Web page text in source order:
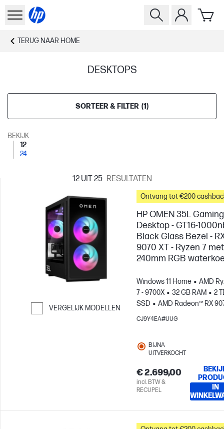
TERUG NAAR HOME
DESKTOPS
SORTEER & FILTER (1)
BEKIJK
12
24
12UIT 25 RESULTATEN
VERGELIJK MODELLEN
Ga verder naar vergelijken
Ontvang tot €200
HP OMEN 35L Gaming
Desktop - GT16-
Black Glass Bezel -
9070 XT - Ryzen 7 met
240mm RGB
Windows 11 Home
AMD
7 - 9700X
32 GB RAM
2
SSD
AMD Radeon™ RX
(16 GB)
CJ9Y4EA#UUG
BIJNA
UITVERKOCHT
€ 2.699,00
incl. BTW &
RECUPEL
IN